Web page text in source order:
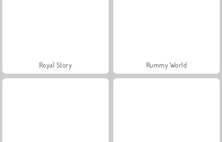
Royal Story Rummy World